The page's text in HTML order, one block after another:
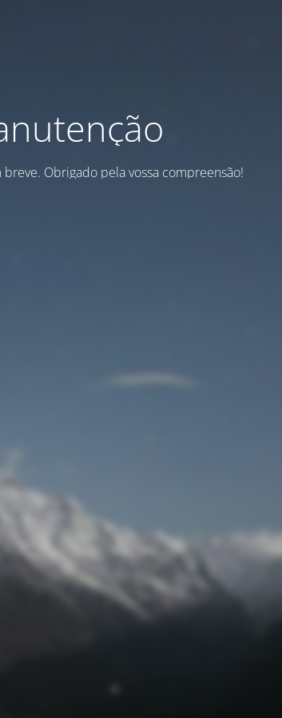
Obrigado pela vossa compreensão!